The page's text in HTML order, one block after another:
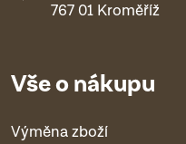
767 01 Kroměříž
Vše o nákupu
Výměna zboží